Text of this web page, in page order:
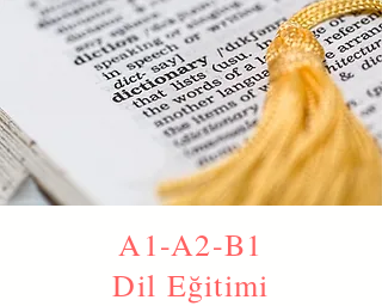
A1-A2-B1
Dil Eğitimi